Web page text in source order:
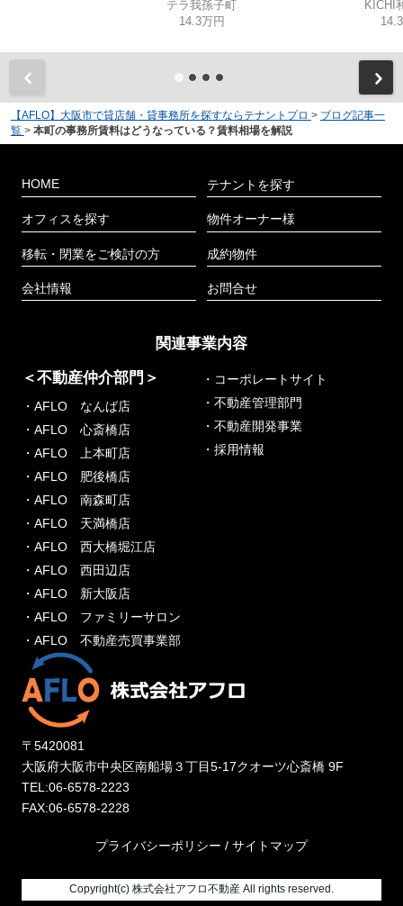
テラ我孫子町
14.3万円
KICHI
【AFLO】大阪市で貸店舗・貸事務所を探すならテナントプロ > ブログ記事一
覧 > 本町の事務所賃料はどうなっている？賃料相場を解説
HOME
オフィスを探す
移転・閉業をご検討の方
会社情報
テナントを探す
物件オーナー様
成約物件
お問合せ
関連事業内容
＜不動産仲介部門＞
・AFLO なんば店
・AFLO 心斎橋店
・AFLO 上本町店
・AFLO 肥後橋店
・AFLO 南森町店
・AFLO 天満橋店
・AFLO 西大橋堀江店
・AFLO 西田辺店
・AFLO 新大阪店
・AFLO ファミリーサロン
・AFLO 不動産売買事業部
・コーポレートサイト
・不動産管理部門
・不動産開発事業
・採用情報
〒5420081
大阪府大阪市中央区南船場３丁目5-17クオーツ心斎橋 9F
TEL:06-6578-2223
FAX:06-6578-2228
プライバシーポリシー / サイトマップ
Copyright(c) 株式会社アフロ不動産 All rights reserved.